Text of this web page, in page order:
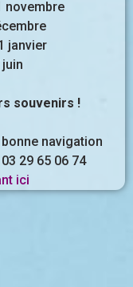
novembre
janvier
souvenirs !
navigation
29 65 06 74
ici